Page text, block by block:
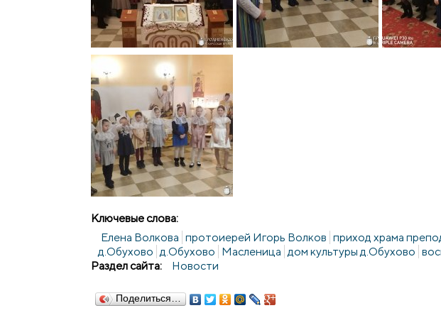
Ключевые слова:
Елена Волкова протоиерей Игорь Волков приход храма
д.Обухово д.Обухово Масленица дом культуры д.Обухово
Раздел сайта:
Новости
Поделиться…